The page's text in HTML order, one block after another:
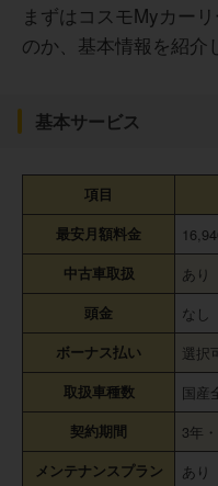
まずはコスモMyカー
のか、基本情報を紹介
基本サービス
項目
最安月額料金
中古車取扱 あり
頭金 なし
ボーナス払い 選択
取扱車種数 国産
契約期間 3年
メンテナンスプラン あり